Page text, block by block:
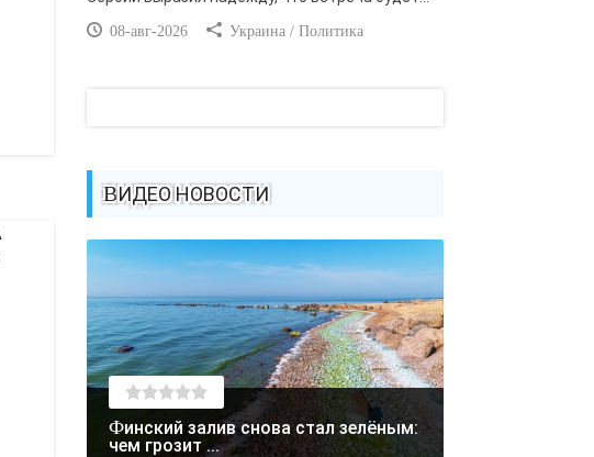
08-авг-2026 Украина / Политика
ВИДЕО НОВОСТИ
Финский залив снова стал зелёным:
чем грозит ...